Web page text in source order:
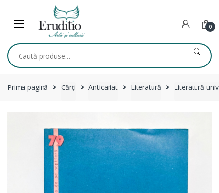
navigation
content
0
Caută
după:
Prima pagină Cărți Anticariat Literatură Literatură